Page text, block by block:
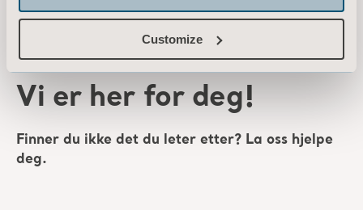
Customize
Vi er her for deg!
Finner du ikke det du leter etter? La oss hjelpe
deg.